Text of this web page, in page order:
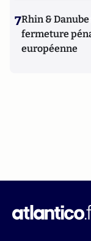
7Rhin & Danube
fermeture
européenne